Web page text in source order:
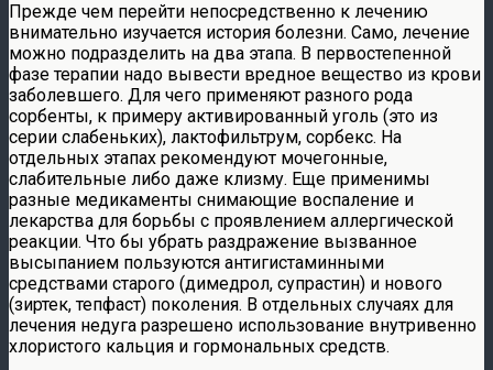
Прежде чем перейти непосредственно к лечению
внимательно изучается история болезни. Само, лечение
можно подразделить на два этапа. В первостепенной
фазе терапии надо вывести вредное вещество из крови
заболевшего. Для чего применяют разного рода
сорбенты, к примеру активированный уголь (это из
серии слабеньких), лактофильтрум, сорбекс. На
отдельных этапах рекомендуют мочегонные,
слабительные либо даже клизму. Еще применимы
разные медикаменты снимающие воспаление и
лекарства для борьбы с проявлением аллергической
реакции. Что бы убрать раздражение вызванное
высыпанием пользуются антигистаминными
средствами старого (димедрол, супрастин) и нового
(зиртек, тепфаст) поколения. В отдельных случаях для
лечения недуга разрешено использование внутривенно
хлористого кальция и гормональных средств.